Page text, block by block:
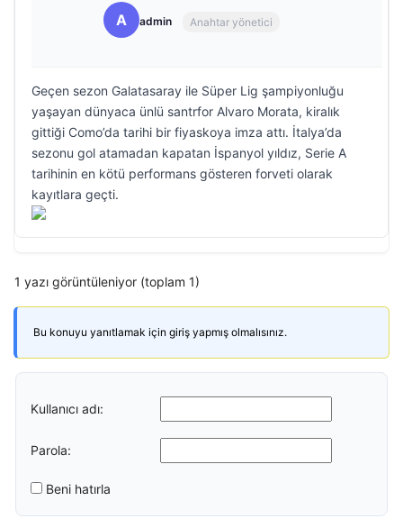
A admin Anahtar yönetici
Geçen sezon Galatasaray ile Süper Lig şampiyonluğu
yaşayan dünyaca ünlü santrfor Alvaro Morata, kiralık
gittiği Como’da tarihi bir fiyaskoya imza attı. İtalya’da
sezonu gol atamadan kapatan İspanyol yıldız, Serie A
tarihinin en kötü performans gösteren forveti olarak
kayıtlara geçti.
1 yazı görüntüleniyor (toplam 1)
Bu konuyu yanıtlamak için giriş yapmış olmalısınız.
Kullanıcı adı:
Parola:
Beni hatırla